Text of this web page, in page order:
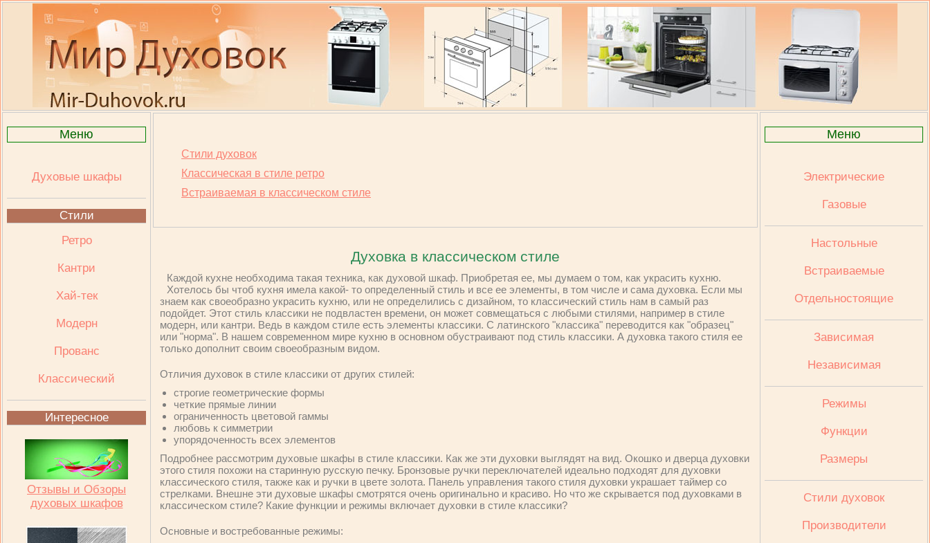
Меню
Духовые шкафы
Стили
Ретро
Кантри
Хай-тек
Модерн
Прованс
Классический
Интересное
Отзывы и Обзоры
духовых шкафов
Стили духовок
Классическая в стиле ретро
Встраиваемая в классическом стиле
Духовка в классическом стиле
Каждой кухне необходима такая техника, как духовой шкаф. Приобретая ее, мы думаем о том, как украсить кухню.
Хотелось бы чтоб кухня имела какой- то определенный стиль и все ее элементы, в том числе и сама духовка. Если мы
знаем как своеобразно украсить кухню, или не определились с дизайном, то классический стиль нам в самый раз
подойдет. Этот стиль классики не подвластен времени, он может совмещаться с любыми стилями, например в стиле
модерн, или кантри. Ведь в каждом стиле есть элементы классики. С латинского "классика" переводится как "образец"
или "норма". В нашем современном мире кухню в основном обустраивают под стиль классики. А духовка такого стиля ее
только дополнит своим своеобразным видом.
Отличия духовок в стиле классики от других стилей:
строгие геометрические формы
четкие прямые линии
ограниченность цветовой гаммы
любовь к симметрии
упорядоченность всех элементов
Подробнее рассмотрим духовые шкафы в стиле классики. Как же эти духовки выглядят на вид. Окошко и дверца духовки
этого стиля похожи на старинную русскую печку. Бронзовые ручки переключателей идеально подходят для духовки
классического стиля, также как и ручки в цвете золота. Панель управления такого стиля духовки украшает таймер со
стрелками. Внешне эти духовые шкафы смотрятся очень оригинально и красиво. Но что же скрывается под духовками в
классическом стиле? Какие функции и режимы включает духовки в стиле классики?
Основные и востребованные режимы:
Меню
Электрические
Газовые
Настольные
Встраиваемые
Отдельностоящие
Зависимая
Независимая
Режимы
Функции
Размеры
Стили духовок
Производители